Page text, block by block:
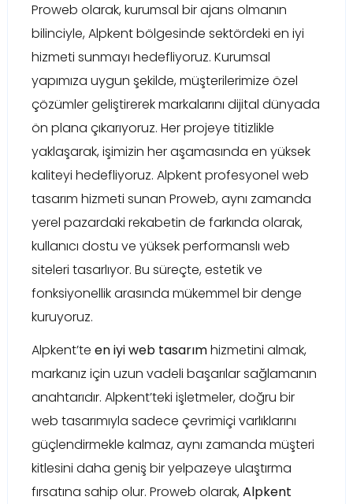
Proweb olarak, kurumsal bir ajans olmanın
bilinciyle, Alpkent bölgesinde sektördeki en iyi
hizmeti sunmayı hedefliyoruz. Kurumsal
yapımıza uygun şekilde, müşterilerimize özel
çözümler geliştirerek markalarını dijital dünyada
ön plana çıkarıyoruz. Her projeye titizlikle
yaklaşarak, işimizin her aşamasında en yüksek
kaliteyi hedefliyoruz. Alpkent profesyonel web
tasarım hizmeti sunan Proweb, aynı zamanda
yerel pazardaki rekabetin de farkında olarak,
kullanıcı dostu ve yüksek performanslı web
siteleri tasarlıyor. Bu süreçte, estetik ve
fonksiyonellik arasında mükemmel bir denge
kuruyoruz.
Alpkent’te en iyi web tasarımhizmetini almak,
markanız için uzun vadeli başarılar sağlamanın
anahtarıdır. Alpkent’teki işletmeler, doğru bir
web tasarımıyla sadece çevrimiçi varlıklarını
güçlendirmekle kalmaz, aynı zamanda müşteri
kitlesini daha geniş bir yelpazeye ulaştırma
fırsatına sahip olur. Proweb olarak,Alpkent